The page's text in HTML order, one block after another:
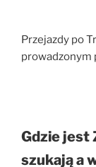
Przejazdy po
prowadzonym
Gdzie jest
szukają a